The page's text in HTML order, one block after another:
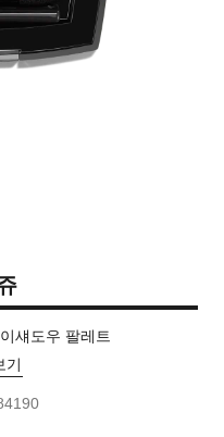
섀도우 팔레트
기